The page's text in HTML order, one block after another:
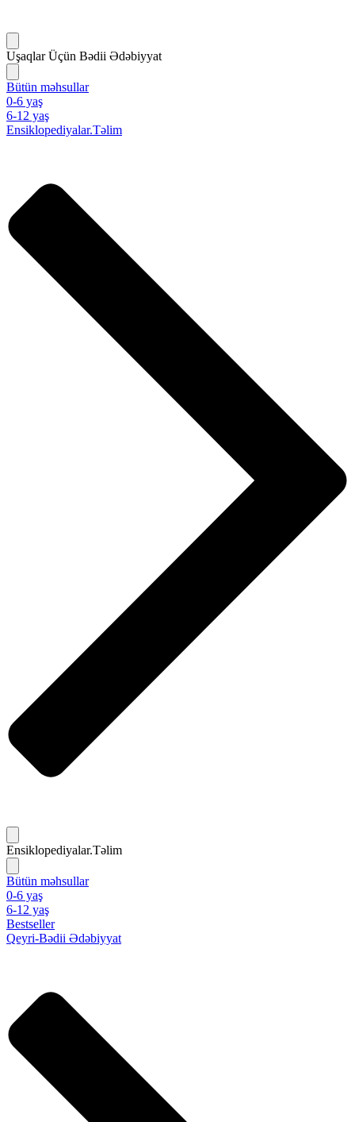
Uşaqlar Üçün Bədii Ədəbiyyat
Bütün məhsullar
0-6 yaş
6-12 yaş
Ensiklopediyalar.Təlim
Ensiklopediyalar.Təlim
Bütün məhsullar
0-6 yaş
6-12 yaş
Bestseller
Qeyri-Bədii Ədəbiyyat